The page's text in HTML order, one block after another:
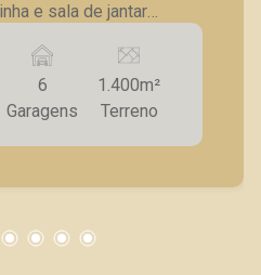
e sala de jantar
jardim de
churrasqueira, pia,
deck hidro e
de garagem.
6
Garagens
1.400m²
Terreno